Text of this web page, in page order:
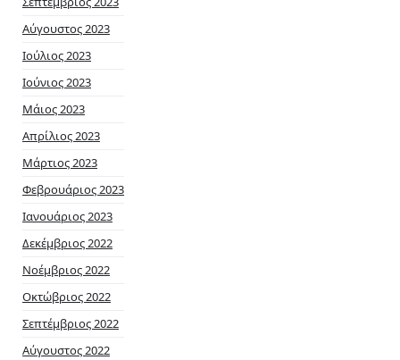
Αύγουστος 2023
Ιούλιος 2023
Ιούνιος 2023
Μάιος 2023
Απρίλιος 2023
Μάρτιος 2023
Φεβρουάριος 2023
Ιανουάριος 2023
Δεκέμβριος 2022
Νοέμβριος 2022
Οκτώβριος 2022
Σεπτέμβριος 2022
Αύγουστος 2022